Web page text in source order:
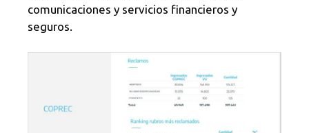
comunicaciones y servicios financieros y
seguros.